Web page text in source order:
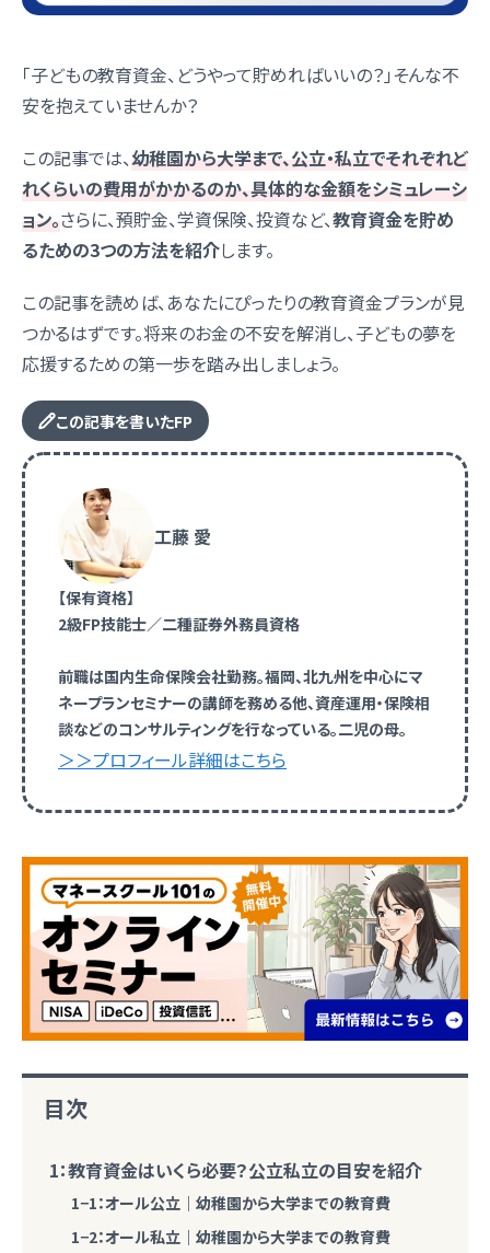
「子どもの教育資金、どうやって貯めればいいの？」そんな不
安を抱えていませんか？
この記事では、幼稚園から大学まで、公立・私立でそれぞれど
れくらいの費用がかかるのか、具体的な金額をシミュレーシ
ョン。さらに、預貯金、学資保険、投資など、教育資金を貯め
るための3つの方法を紹介します。
この記事を読めば、あなたにぴったりの教育資金プランが見
つかるはずです。将来のお金の不安を解消し、子どもの夢を
応援するための第一歩を踏み出しましょう。
この記事を書いたFP
工藤 愛
【保有資格】
2級FP技能士／二種証券外務員資格
前職は国内生命保険会社勤務。福岡、北九州を中心にマ
ネープランセミナーの講師を務める他、資産運用・保険相
談などのコンサルティングを行なっている。二児の母。
＞＞プロフィール詳細はこちら
目次
1：教育資金はいくら必要？公立私立の目安を紹介
1−1：オール公立｜幼稚園から大学までの教育費
1−2：オール私立｜幼稚園から大学までの教育費